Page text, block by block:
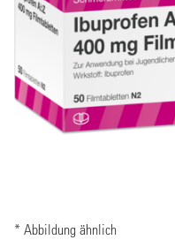
* Abbildung ähnlich